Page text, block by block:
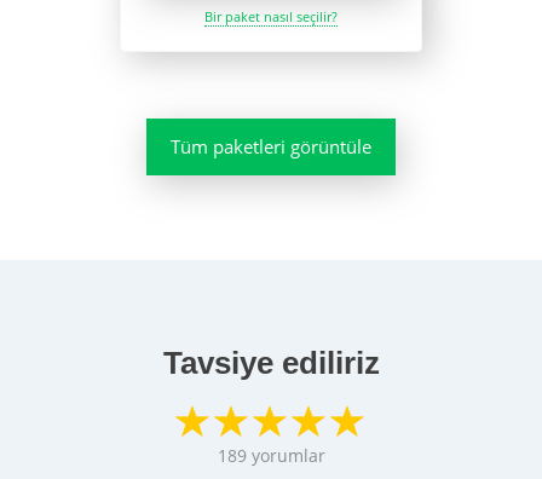
Bir paket nasıl seçilir?
Tüm paketleri görüntüle
Tavsiye ediliriz
189 yorumlar